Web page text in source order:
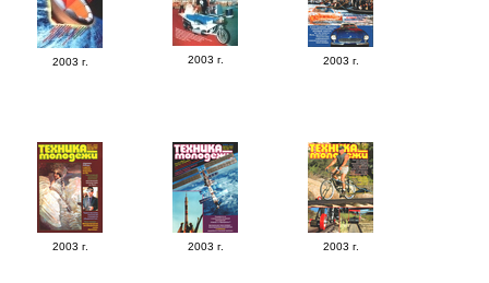
2003 г. 2003 г. 2003 г.
2003 г. 2003 г. 2003 г.